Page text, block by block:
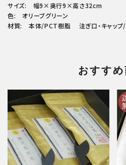
サイズ: 幅9×奥行9×高さ32cm
色: オリーブグリーン
材質: 本体/PCT樹脂 注ぎ口・キャップ/
おすすめ